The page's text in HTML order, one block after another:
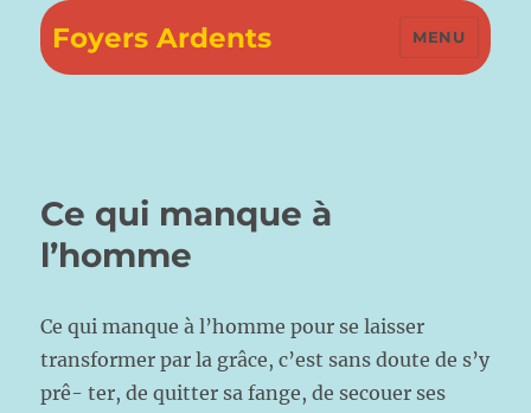
Foyers Ardents MENU
Ce qui manque à
l’homme
Ce qui manque à l’homme pour se laisser
transformer par la grâce, c’est sans doute de s’y
prê- ter, de quitter sa fange, de secouer ses